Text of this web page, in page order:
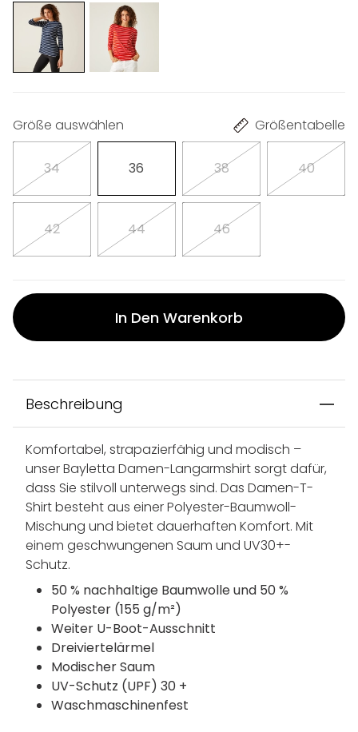
Größe auswählen Größentabelle
34 36 38 40
42 44 46
In Den Warenkorb
Beschreibung
Komfortabel, strapazierfähig und modisch –
unser Bayletta Damen-Langarmshirt sorgt dafür,
dass Sie stilvoll unterwegs sind. Das Damen-T-
Shirt besteht aus einer Polyester-Baumwoll-
Mischung und bietet dauerhaften Komfort. Mit
einem geschwungenen Saum und UV30+-
Schutz.
50 % nachhaltige Baumwolle und 50 %
Polyester (155 g/m²)
Weiter U-Boot-Ausschnitt
Dreiviertelärmel
Modischer Saum
UV-Schutz (UPF) 30 +
Waschmaschinenfest